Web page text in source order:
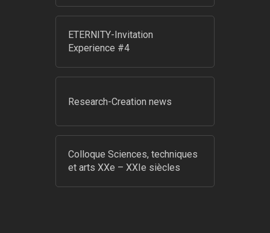
ETERNITY-Invitation
Experience #4
Research-Creation news
Colloque Sciences, techniques
et arts XXe – XXIe siècles